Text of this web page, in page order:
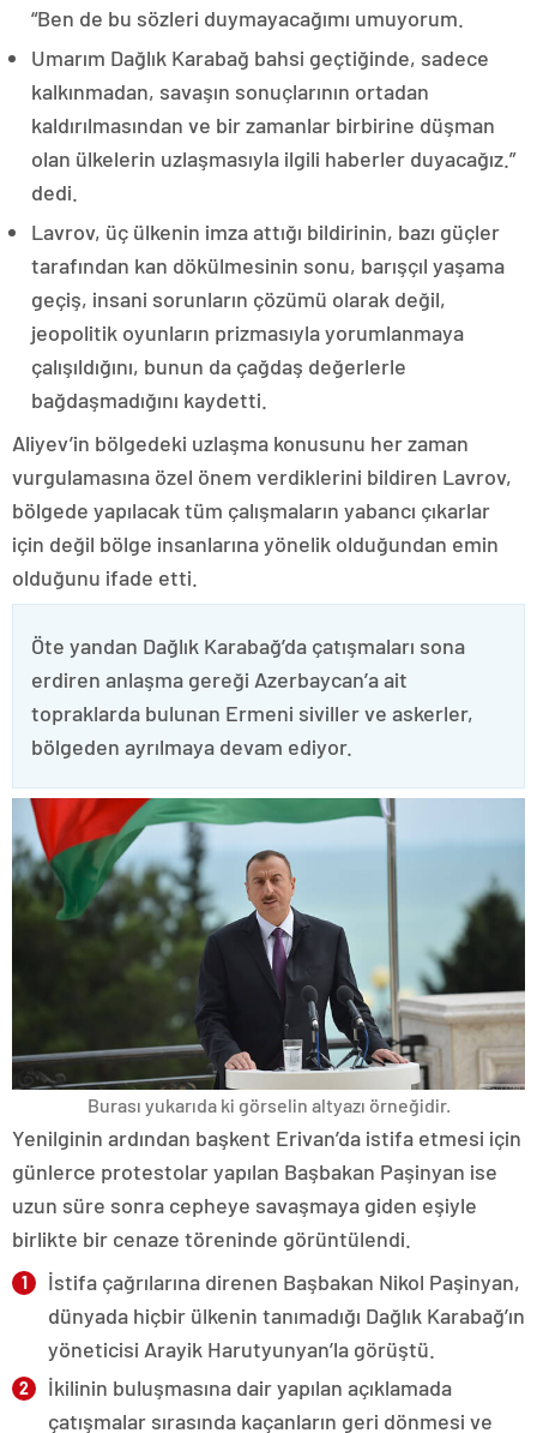
“Ben de bu sözleri duymayacağımı umuyorum.
Umarım Dağlık Karabağ bahsi geçtiğinde, sadece
kalkınmadan, savaşın sonuçlarının ortadan
kaldırılmasından ve bir zamanlar birbirine düşman
olan ülkelerin uzlaşmasıyla ilgili haberler duyacağız.”
dedi.
Lavrov, üç ülkenin imza attığı bildirinin, bazı güçler
tarafından kan dökülmesinin sonu, barışçıl yaşama
geçiş, insani sorunların çözümü olarak değil,
jeopolitik oyunların prizmasıyla yorumlanmaya
çalışıldığını, bunun da çağdaş değerlerle
bağdaşmadığını kaydetti.
Aliyev’in bölgedeki uzlaşma konusunu her zaman
vurgulamasına özel önem verdiklerini bildiren Lavrov,
bölgede yapılacak tüm çalışmaların yabancı çıkarlar
için değil bölge insanlarına yönelik olduğundan emin
olduğunu ifade etti.
Öte yandan Dağlık Karabağ’da çatışmaları sona
erdiren anlaşma gereği Azerbaycan’a ait
topraklarda bulunan Ermeni siviller ve askerler,
bölgeden ayrılmaya devam ediyor.
Burası yukarıda ki görselin altyazı örneğidir.
Yenilginin ardından başkent Erivan’da istifa etmesi için
günlerce protestolar yapılan Başbakan Paşinyan ise
uzun süre sonra cepheye savaşmaya giden eşiyle
birlikte bir cenaze töreninde görüntülendi.
İstifa çağrılarına direnen Başbakan Nikol Paşinyan,
dünyada hiçbir ülkenin tanımadığı Dağlık Karabağ’ın
yöneticisi Arayik Harutyunyan’la görüştü.
İkilinin buluşmasına dair yapılan açıklamada
çatışmalar sırasında kaçanların geri dönmesi ve